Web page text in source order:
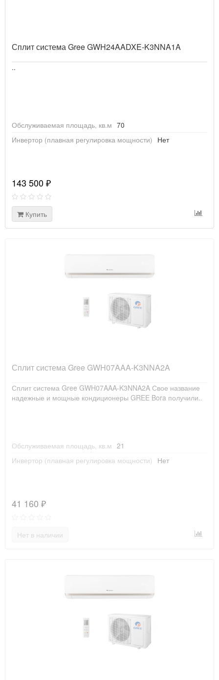
Сплит система Gree GWH24AADXE-K3NNA1A
..
Обслуживаемая площадь, кв.м 70
Инвертор (плавная регулировка мощности)
Нет
143 500 ₽
Купить
Сплит система Gree GWH07AAA-K3NNA2A
Сплит система Gree GWH07AAA-K3NNA2A Свое название
надежные и мощные кондиционеры GREE Bora получили..
Обслуживаемая площадь, кв.м 21
Инвертор (плавная регулировка мощности)
Нет
41 160 ₽
Нет в наличии